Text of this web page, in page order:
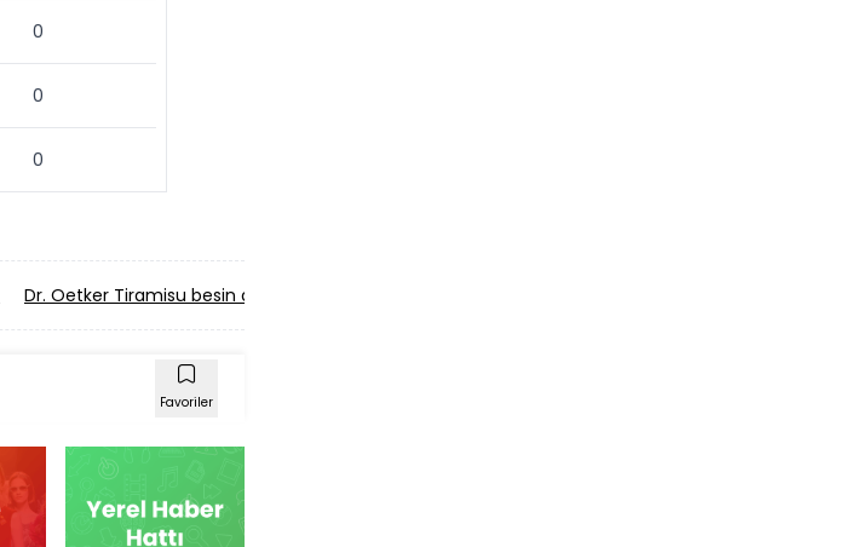
0
0
0
Dr. Oetker Tiramisu besin değeri
Favoriler